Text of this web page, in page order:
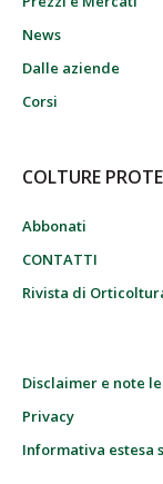
News
Dalle aziende
Corsi
COLTURE
Abbonati
CONTATTI
Rivista di
Disclaimer e note
Privacy
Informativa estesa